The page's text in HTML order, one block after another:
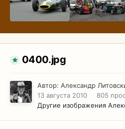
0400.jpg
Автор: Александр
13 августа 2010
805
Другие изображения